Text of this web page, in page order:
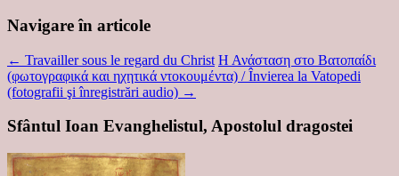
Navigare în articole
← Travailler sous le regard du Christ Η Ανάσταση στο Βατοπαίδι
(φωτογραφικά και ηχητικά ντοκουμέντα) / Învierea la Vatopedi
(fotografii şi înregistrări audio) →
Sfântul Ioan Evanghelistul, Apostolul dragostei